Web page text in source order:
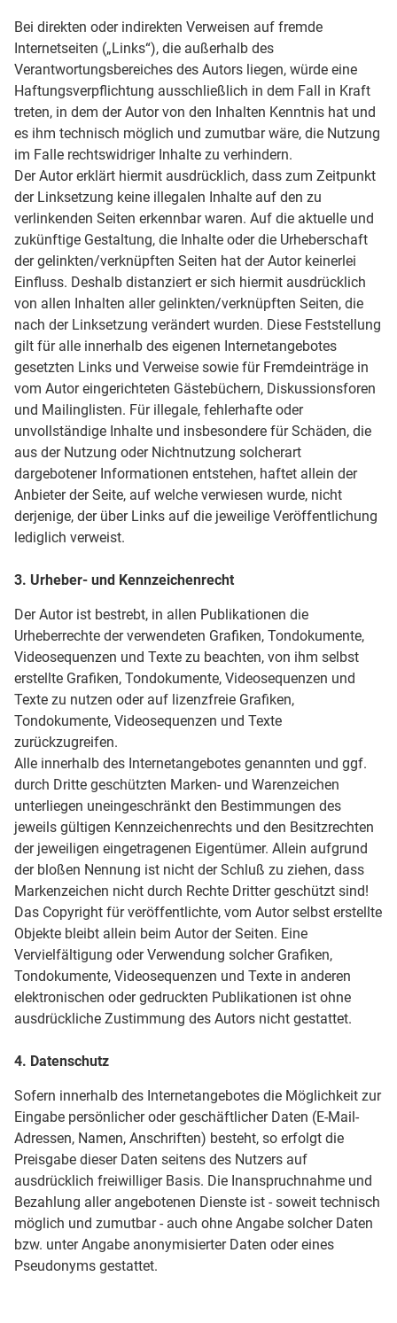
Bei direkten oder indirekten Verweisen auf fremde
Internetseiten („Links“), die außerhalb des
Verantwortungsbereiches des Autors liegen, würde eine
Haftungsverpflichtung ausschließlich in dem Fall in Kraft
treten, in dem der Autor von den Inhalten Kenntnis hat und
es ihm technisch möglich und zumutbar wäre, die Nutzung
im Falle rechtswidriger Inhalte zu verhindern.
Der Autor erklärt hiermit ausdrücklich, dass zum Zeitpunkt
der Linksetzung keine illegalen Inhalte auf den zu
verlinkenden Seiten erkennbar waren. Auf die aktuelle und
zukünftige Gestaltung, die Inhalte oder die Urheberschaft
der gelinkten/verknüpften Seiten hat der Autor keinerlei
Einfluss. Deshalb distanziert er sich hiermit ausdrücklich
von allen Inhalten aller gelinkten/verknüpften Seiten, die
nach der Linksetzung verändert wurden. Diese Feststellung
gilt für alle innerhalb des eigenen Internetangebotes
gesetzten Links und Verweise sowie für Fremdeinträge in
vom Autor eingerichteten Gästebüchern, Diskussionsforen
und Mailinglisten. Für illegale, fehlerhafte oder
unvollständige Inhalte und insbesondere für Schäden, die
aus der Nutzung oder Nichtnutzung solcherart
dargebotener Informationen entstehen, haftet allein der
Anbieter der Seite, auf welche verwiesen wurde, nicht
derjenige, der über Links auf die jeweilige Veröffentlichung
lediglich verweist.
3. Urheber- und Kennzeichenrecht
Der Autor ist bestrebt, in allen Publikationen die
Urheberrechte der verwendeten Grafiken, Tondokumente,
Videosequenzen und Texte zu beachten, von ihm selbst
erstellte Grafiken, Tondokumente, Videosequenzen und
Texte zu nutzen oder auf lizenzfreie Grafiken,
Tondokumente, Videosequenzen und Texte
zurückzugreifen.
Alle innerhalb des Internetangebotes genannten und ggf.
durch Dritte geschützten Marken- und Warenzeichen
unterliegen uneingeschränkt den Bestimmungen des
jeweils gültigen Kennzeichenrechts und den Besitzrechten
der jeweiligen eingetragenen Eigentümer. Allein aufgrund
der bloßen Nennung ist nicht der Schluß zu ziehen, dass
Markenzeichen nicht durch Rechte Dritter geschützt sind!
Das Copyright für veröffentlichte, vom Autor selbst erstellte
Objekte bleibt allein beim Autor der Seiten. Eine
Vervielfältigung oder Verwendung solcher Grafiken,
Tondokumente, Videosequenzen und Texte in anderen
elektronischen oder gedruckten Publikationen ist ohne
ausdrückliche Zustimmung des Autors nicht gestattet.
4. Datenschutz
Sofern innerhalb des Internetangebotes die Möglichkeit zur
Eingabe persönlicher oder geschäftlicher Daten (E-Mail-
Adressen, Namen, Anschriften) besteht, so erfolgt die
Preisgabe dieser Daten seitens des Nutzers auf
ausdrücklich freiwilliger Basis. Die Inanspruchnahme und
Bezahlung aller angebotenen Dienste ist - soweit technisch
möglich und zumutbar - auch ohne Angabe solcher Daten
bzw. unter Angabe anonymisierter Daten oder eines
Pseudonyms gestattet.